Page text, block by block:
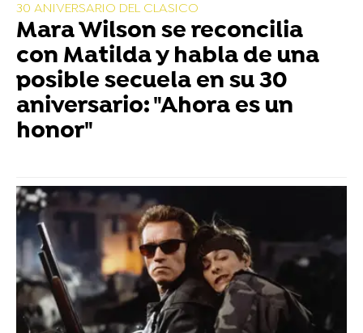
30 ANIVERSARIO DEL CLASICO
Mara Wilson se reconcilia
con Matilda y habla de una
posible secuela en su 30
aniversario: "Ahora es un
honor"